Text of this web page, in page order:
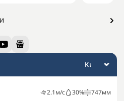
2.1м/с 30% 747мм